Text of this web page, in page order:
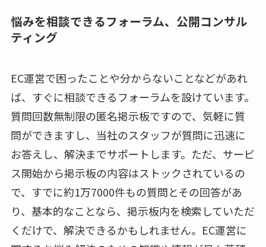
悩みを相談できるフォーラム、公開コンサル
ティング
EC運営で困ったことや分からないことなどがあれ
ば、すぐに相談できるフォーラムを設けています。
質問回数無制限の匿名掲示板ですので、気軽に質
問ができますし、当社のスタッフが質問に迅速に
お答えし、解決までサポートします。ただ、サービ
ス開始から掲示板の内容はストックされているの
で、すでに約1万7000件もの質問とその回答があ
り、基本的なことなら、掲示板内を検索していただ
くだけで、解決できるかもしれません。EC運営に